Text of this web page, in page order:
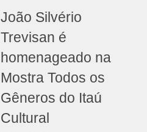
João Silvério
Trevisan é
homenageado na
Mostra Todos os
Gêneros do Itaú
Cultural